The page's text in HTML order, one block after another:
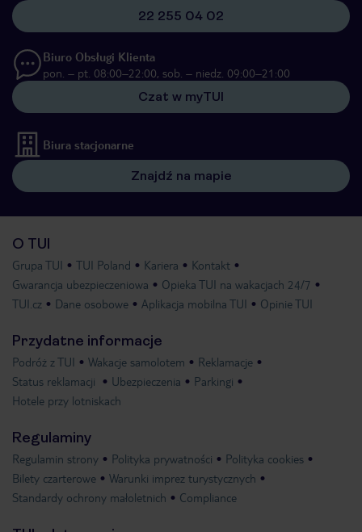
22 255 04 02
Biuro Obsługi Klienta
pon. – pt. 08:00–22:00, sob. – niedz. 09:00–21:00
Czat w myTUI
Biura stacjonarne
Znajdź na mapie
O TUI
Grupa TUI TUI Poland Kariera
Kontakt
Gwarancja ubezpieczeniowa
Opieka TUI na wakacjach 24/7
TUI.cz
Dane osobowe Aplikacja mobilna TUI Opinie TUI
Przydatne informacje
Podróż z TUI Wakacje samolotem
Reklamacje
Status reklamacji
Ubezpieczenia
Parkingi
Hotele przy lotniskach
Regulaminy
Regulamin strony Polityka prywatności
Polityka cookies
Bilety czarterowe
Warunki imprez turystycznych
Standardy ochrony małoletnich
Compliance